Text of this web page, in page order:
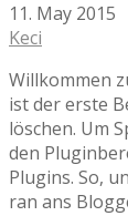
11. May 2015
Keci
Willkommen
ist der erste
löschen. Um
den
Plugins. So,
ran ans